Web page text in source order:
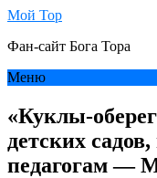
Мой Тор
Фан-сайт Бога Тора
Меню
«Куклы-
детских
педагогам —